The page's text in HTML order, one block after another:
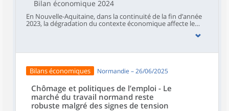
Bilan économique 2024
En Nouvelle-Aquitaine, dans la continuité de la fin d’année
2023, la dégradation du contexte économique affecte le
marché du travail : les offres d’emploi enregistrées par
France Travail et les recrutements sont orientés à la baisse
2024.Par ailleurs, l’utilisation des dispositifs d’aide à
2024. Seuls les contrats d’apprentissage repartent à la
hausse et le recours aux Contrats d’Engagement Jeunes,
Bilans économiques Normandie – 26/06/2025
Chômage et politiques de l’emploi - Le
marché du travail normand reste
robuste malgré des signes de tension